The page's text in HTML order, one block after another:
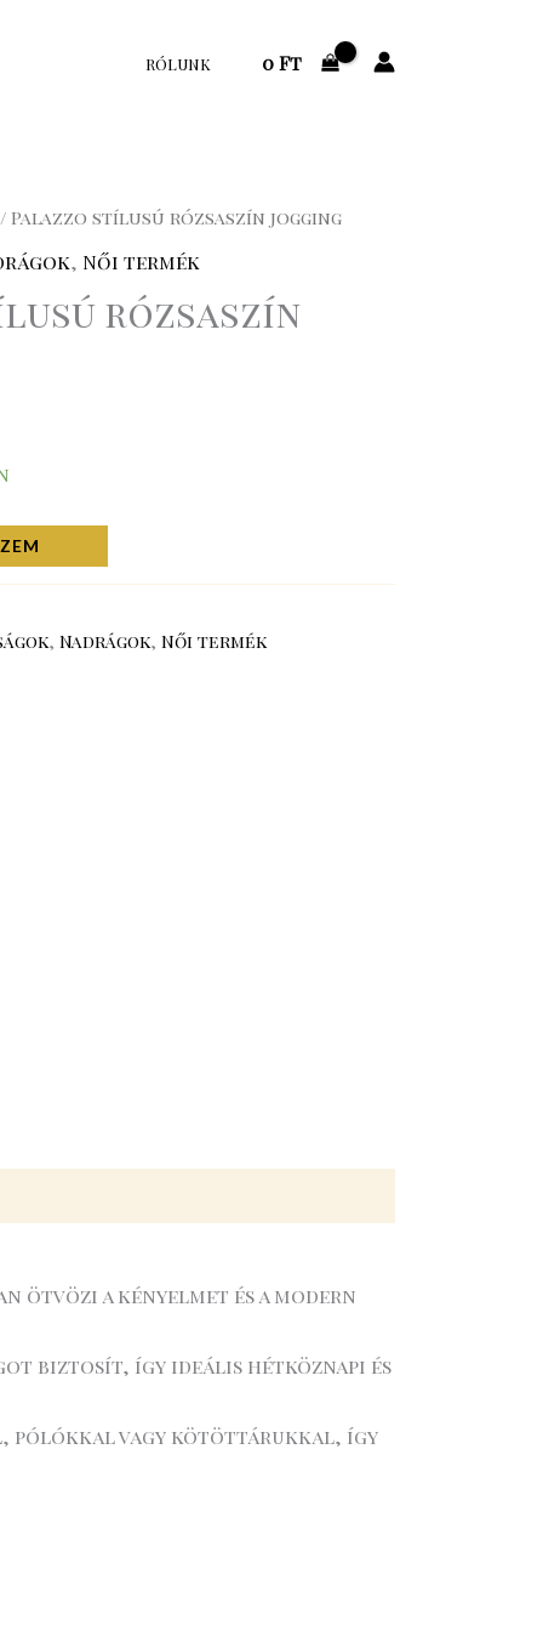
RÓLUNK 0Ft
Palazzo stílusú rózsaszín jogging
, Női termék
rózsaszín
, Nadrágok, Női termék
ötvözi a kényelmet és a modern
biztosít, így ideális hétköznapi és
pólókkal vagy kötöttárukkal, így